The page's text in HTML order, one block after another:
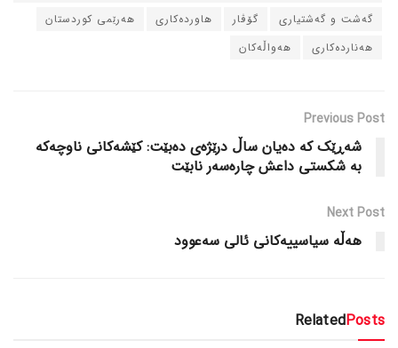
گه‌شت و گه‌شتیاری
گۆڤار هاورده‌کاری
هه‌رێمی کوردستان
هه‌نارده‌کاری
هه‌واڵه‌کان
Previous Post
شه‌ڕێک که‌ ده‌یان ساڵ درێژه‌ی ده‌بێت: کێشه‌کانی ناوچه‌که‌
به‌ شکستی داعش چاره‌سه‌ر نابێت
Next Post
هه‌ڵه‌ سیاسییه‌کانی ئالی سه‌عوود
RelatedPosts
دسته‌بندی نشده